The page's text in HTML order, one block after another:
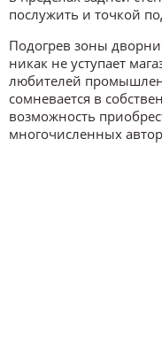
послужить и точкой
Подогрев зоны
никак не уступает
любителей
сомневается в
возможность
многочисленных